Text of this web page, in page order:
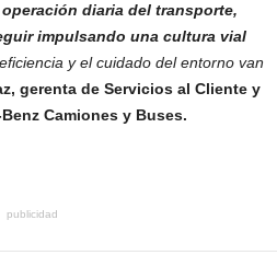
diaria del transporte,
impulsando una cultura vial
y el cuidado del entorno van
gerenta de Servicios al Cliente y
Camiones y Buses.
publicidad